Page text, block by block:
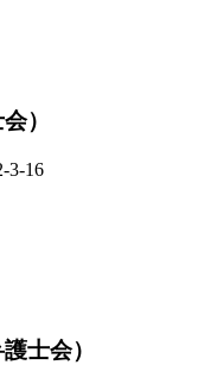
）
3-16
士会）